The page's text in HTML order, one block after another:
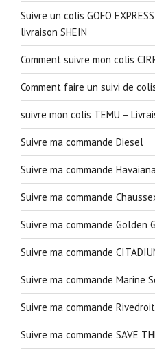
Suivre un colis GOFO
livraison SHEIN
Comment suivre mon colis
Comment faire un suivi de
suivre mon colis TEMU –
Suivre ma commande Diesel
Suivre ma commande
Suivre ma commande
Suivre ma commande Golden
Suivre ma commande
Suivre ma commande Marine
Suivre ma commande
Suivre ma commande SAVE